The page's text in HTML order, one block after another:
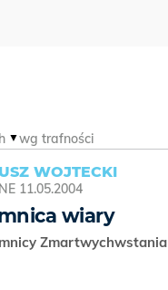
wg trafności
WOJTECKI
11.05.2004
wiary
Zmartwychwstania